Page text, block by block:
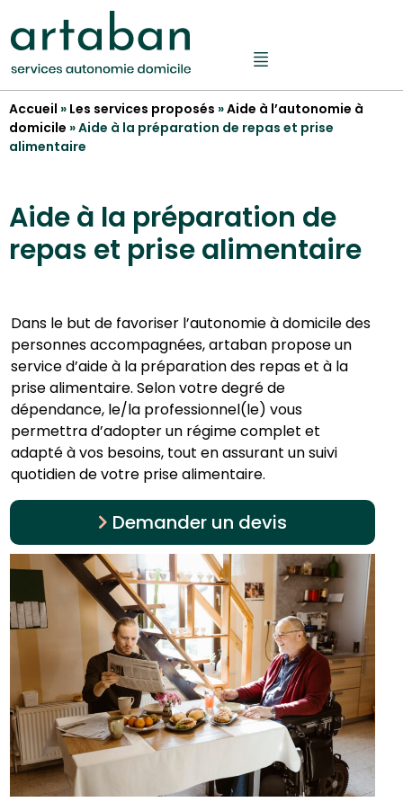
Accueil » Les services proposés »Aide à l’autonomie à
domicile »Aide à la préparation de repas et prise
alimentaire
Aide à la préparation de
repas et prise alimentaire
Dans le but de favoriser l’autonomie à domicile des
personnes accompagnées, artaban propose un
service d’aide à la préparation des repas et à la
prise alimentaire. Selon votre degré de
dépendance, le/la professionnel(le) vous
permettra d’adopter un régime complet et
adapté à vos besoins, tout en assurant un suivi
quotidien de votre prise alimentaire.
Demander un devis